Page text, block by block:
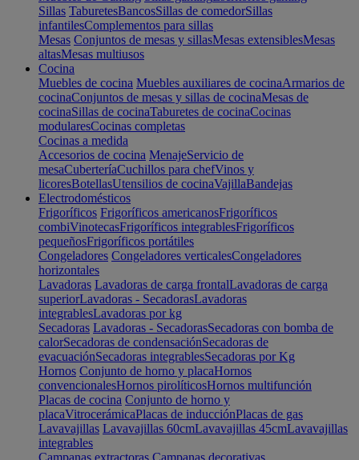
Sillas TaburetesBancosSillas de comedorSillas
infantilesComplementos para sillas
Mesas Conjuntos de mesas y sillasMesas extensiblesMesas
altasMesas multiusos
Cocina
Muebles de cocina Muebles auxiliares de cocinaArmarios de
cocinaConjuntos de mesas y sillas de cocinaMesas de
cocinaSillas de cocinaTaburetes de cocinaCocinas
modularesCocinas completas
Cocinas a medida
Accesorios de cocina MenajeServicio de
mesaCuberteríaCuchillos para chefVinos y
licoresBotellasUtensilios de cocinaVajillaBandejas
Electrodomésticos
Frigoríficos Frigoríficos americanosFrigoríficos
combiVinotecasFrigoríficos integrablesFrigoríficos
pequeñosFrigoríficos portátiles
Congeladores Congeladores verticalesCongeladores
horizontales
Lavadoras Lavadoras de carga frontalLavadoras de carga
superiorLavadoras - SecadorasLavadoras
integrablesLavadoras por kg
Secadoras Lavadoras - SecadorasSecadoras con bomba de
calorSecadoras de condensaciónSecadoras de
evacuaciónSecadoras integrablesSecadoras por Kg
Hornos Conjunto de horno y placaHornos
convencionalesHornos pirolíticosHornos multifunción
Placas de cocina Conjunto de horno y
placaVitrocerámicaPlacas de inducciónPlacas de gas
Lavavajillas Lavavajillas 60cmLavavajillas 45cmLavavajillas
integrables
Campanas extractoras Campanas decorativas